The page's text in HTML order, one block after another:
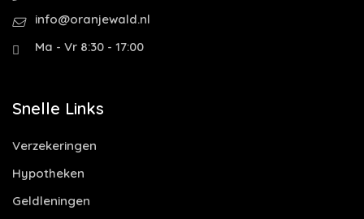
info@oranjewald.nl
Ma - Vr 8:30 - 17:00
Snelle Links
Verzekeringen
Hypotheken
Geldleningen